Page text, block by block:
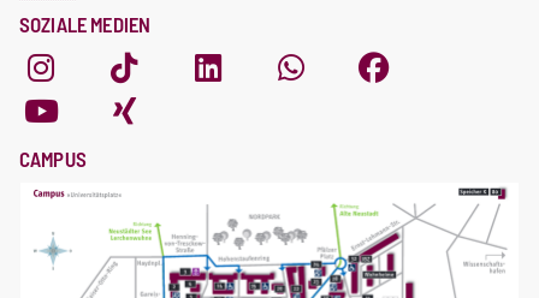
SOZIALE MEDIEN
CAMPUS